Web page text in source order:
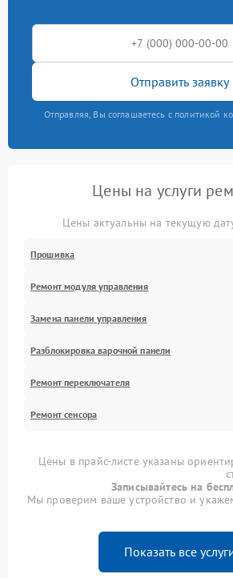
Отправить заявку
Отправляя, Вы соглашаетесь с политикой
Цены на услуги
Цены актуальны на текущую
Прошивка
Ремонт модуля управления
Замена панели управления
Разблокировка варочной панели
Ремонт переключателя
Ремонт сенсора
Цены в прайс-листе указаны
Записывайтесь на
Мы проверим ваше устройство и
Показать все